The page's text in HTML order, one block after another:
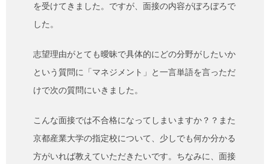
を受けてきました。ですが、面接の内容がぼろぼろで
した。
志望理由がとても曖昧で具体的にどの分野がしたいか
という質問に「マネジメント」と一言単語を言っただ
けで次の質問にいきました。
こんな面接では不合格になってしまいますか？？また
京都産業大学の指定校について、少しでも何か分かる
方がいれば教えていただきたいです。ちなみに、面接